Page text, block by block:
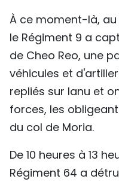
中文
À ce moment-là,
le Régiment 9 a
de Cheo Reo, une
véhicules et
repliés sur Ianu et
forces, les
du col de Moria.
De 10 heures à 13
Régiment 64 a